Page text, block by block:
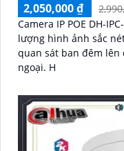
2,050,000 ₫
Camera IP POE DH-
lượng hình ảnh sắc
quan sát ban đêm lên
ngoại. H